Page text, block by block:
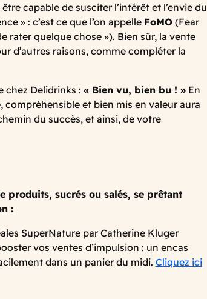
capable de susciter l’intérêt et l’envie du
» : c’est ce que l’on appelle FoMO(Fear
rater quelque chose »). Bien sûr, la vente
d’autres raisons, comme compléter la
chez Delidrinks : « Bien vu, bien bu ! »En
et bien mis en valeur aura
du succès, et ainsi, de votre
produits, sucrés ou salés, se prêtant
:
SuperNature par Catherine Kluger
vos ventes d’impulsion : un encas
dans un panier du midi. Cliquez ici